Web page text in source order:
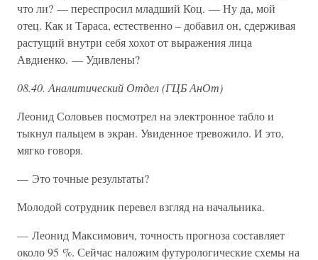
что ли? — переспросил младший Коц. — Ну да, мой
отец. Как и Тараса, естественно – добавил он, сдерживая
растущий внутри себя хохот от выражения лица
Авдиенко. — Удивлены?
08.40. Аналитический Отдел (ГЦБ АнОт)
Леонид Соловьев посмотрел на электронное табло и
тыкнул пальцем в экран. Увиденное тревожило. И это,
мягко говоря.
— Это точные результаты?
Молодой сотрудник перевел взгляд на начальника.
— Леонид Максимович, точность прогноза составляет
около 95 %. Сейчас наложим футурологические схемы на